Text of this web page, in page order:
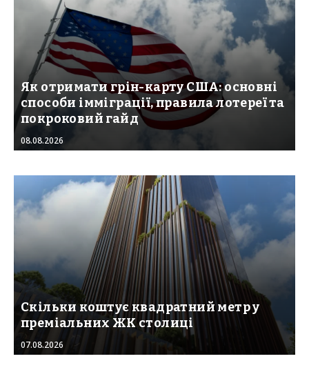
Як отримати грін-карту США: основні
способи імміграції, правила лотереї та
покроковий гайд
08.08.2026
Скільки коштує квадратний метр у
преміальних ЖК столиці
07.08.2026